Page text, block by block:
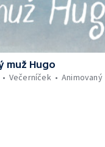
muž Hugo
Večerníček Animovaný